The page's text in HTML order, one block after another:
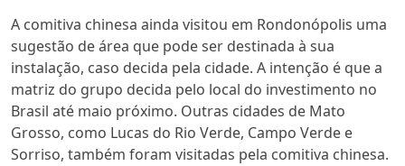
A comitiva chinesa ainda visitou em Rondonópolis uma
sugestão de área que pode ser destinada à sua
instalação, caso decida pela cidade. A intenção é que a
matriz do grupo decida pelo local do investimento no
Brasil até maio próximo. Outras cidades de Mato
Grosso, como Lucas do Rio Verde, Campo Verde e
Sorriso, também foram visitadas pela comitiva chinesa.